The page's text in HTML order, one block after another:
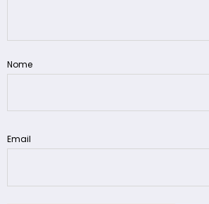
Nome
Email